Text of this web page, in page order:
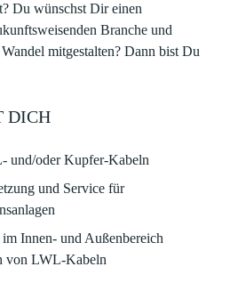
Du wünschst Dir einen
Branche und
mitgestalten? Dann bist Du
DICH
und/oder Kupfer-Kabeln
und Service für
Innen- und Außenbereich
von LWL-Kabeln